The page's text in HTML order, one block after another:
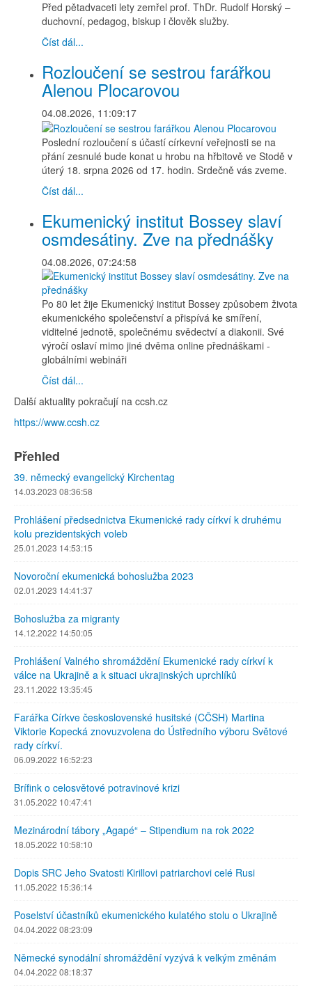
Před pětadvaceti lety zemřel prof. ThDr. Rudolf Horský –
duchovní, pedagog, biskup i člověk služby.
Číst dál...
Rozloučení se sestrou farářkou
Alenou Plocarovou
04.08.2026, 11:09:17
Poslední rozloučení s účastí církevní veřejnosti se na
přání zesnulé bude konat u hrobu na hřbitově ve Stodě v
úterý 18. srpna 2026 od 17. hodin. Srdečně vás zveme.
Číst dál...
Ekumenický institut Bossey slaví
osmdesátiny. Zve na přednášky
04.08.2026, 07:24:58
Po 80 let žije Ekumenický institut Bossey způsobem života
ekumenického společenství a přispívá ke smíření,
viditelné jednotě, společnému svědectví a diakonii. Své
výročí oslaví mimo jiné dvěma online přednáškami -
globálními webináři
Číst dál...
Další aktuality pokračují na ccsh.cz
https://www.ccsh.cz
Přehled
39. německý evangelický Kirchentag
14.03.2023 08:36:58
Prohlášení předsednictva Ekumenické rady církví k druhému
kolu prezidentských voleb
25.01.2023 14:53:15
Novoroční ekumenická bohoslužba 2023
02.01.2023 14:41:37
Bohoslužba za migranty
14.12.2022 14:50:05
Prohlášení Valného shromáždění Ekumenické rady církví k
válce na Ukrajině a k situaci ukrajinských uprchlíků
23.11.2022 13:35:45
Farářka Církve československé husitské (CČSH) Martina
Viktorie Kopecká znovuzvolena do Ústředního výboru Světové
rady církví.
06.09.2022 16:52:23
Brífink o celosvětové potravinové krizi
31.05.2022 10:47:41
Mezinárodní tábory „Agapé“ – Stipendium na rok 2022
18.05.2022 10:58:10
Dopis SRC Jeho Svatosti Kirillovi patriarchovi celé Rusi
11.05.2022 15:36:14
Poselství účastníků ekumenického kulatého stolu o Ukrajině
04.04.2022 08:23:09
Německé synodální shromáždění vyzývá k velkým změnám
04.04.2022 08:18:37